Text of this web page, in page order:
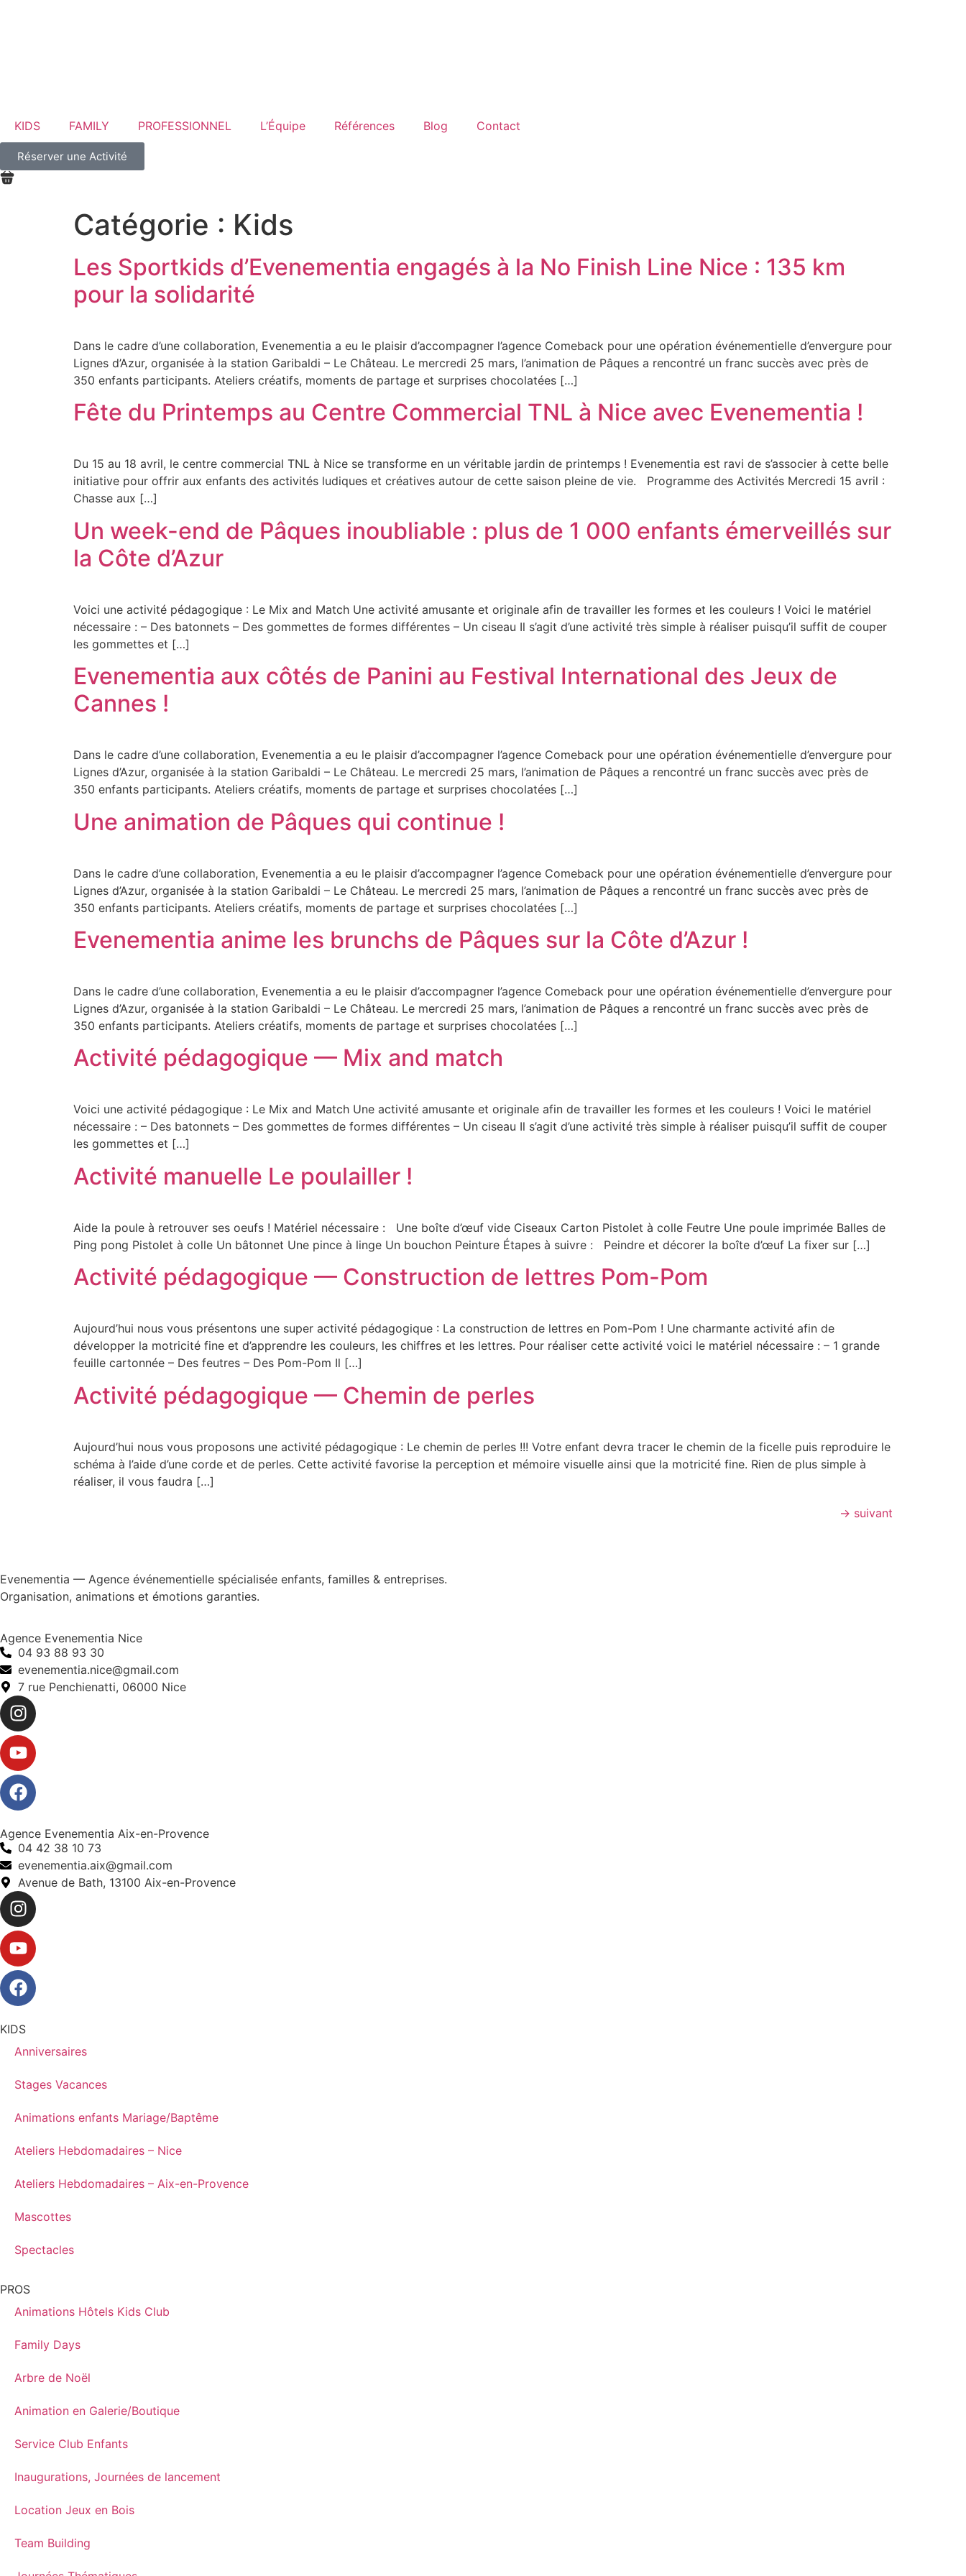
KIDS FAMILY PROFESSIONNEL L’Équipe Références Blog Contact
Réserver une Activité
Catégorie : Kids
Les Sportkids d’Evenementia engagés à la No Finish Line Nice : 135 km
pour la solidarité
Dans le cadre d’une collaboration, Evenementia a eu le plaisir d’accompagner l’agence Comeback pour une opération événementielle d’envergure pour
Lignes d’Azur, organisée à la station Garibaldi – Le Château. Le mercredi 25 mars, l’animation de Pâques a rencontré un franc succès avec près de
350 enfants participants. Ateliers créatifs, moments de partage et surprises chocolatées […]
Fête du Printemps au Centre Commercial TNL à Nice avec Evenementia !
Du 15 au 18 avril, le centre commercial TNL à Nice se transforme en un véritable jardin de printemps ! Evenementia est ravi de s’associer à cette belle
initiative pour offrir aux enfants des activités ludiques et créatives autour de cette saison pleine de vie. Programme des Activités Mercredi 15 avril :
Chasse aux […]
Un week-end de Pâques inoubliable : plus de 1 000 enfants émerveillés sur
la Côte d’Azur
Voici une activité pédagogique : Le Mix and Match Une activité amusante et originale afin de travailler les formes et les couleurs ! Voici le matériel
nécessaire : – Des batonnets – Des gommettes de formes différentes – Un ciseau Il s’agit d’une activité très simple à réaliser puisqu’il suffit de couper
les gommettes et […]
Evenementia aux côtés de Panini au Festival International des Jeux de
Cannes !
Dans le cadre d’une collaboration, Evenementia a eu le plaisir d’accompagner l’agence Comeback pour une opération événementielle d’envergure pour
Lignes d’Azur, organisée à la station Garibaldi – Le Château. Le mercredi 25 mars, l’animation de Pâques a rencontré un franc succès avec près de
350 enfants participants. Ateliers créatifs, moments de partage et surprises chocolatées […]
Une animation de Pâques qui continue !
Dans le cadre d’une collaboration, Evenementia a eu le plaisir d’accompagner l’agence Comeback pour une opération événementielle d’envergure pour
Lignes d’Azur, organisée à la station Garibaldi – Le Château. Le mercredi 25 mars, l’animation de Pâques a rencontré un franc succès avec près de
350 enfants participants. Ateliers créatifs, moments de partage et surprises chocolatées […]
Evenementia anime les brunchs de Pâques sur la Côte d’Azur !
Dans le cadre d’une collaboration, Evenementia a eu le plaisir d’accompagner l’agence Comeback pour une opération événementielle d’envergure pour
Lignes d’Azur, organisée à la station Garibaldi – Le Château. Le mercredi 25 mars, l’animation de Pâques a rencontré un franc succès avec près de
350 enfants participants. Ateliers créatifs, moments de partage et surprises chocolatées […]
Activité pédagogique — Mix and match
Voici une activité pédagogique : Le Mix and Match Une activité amusante et originale afin de travailler les formes et les couleurs ! Voici le matériel
nécessaire : – Des batonnets – Des gommettes de formes différentes – Un ciseau Il s’agit d’une activité très simple à réaliser puisqu’il suffit de couper
les gommettes et […]
Activité manuelle Le poulailler !
Aide la poule à retrouver ses oeufs ! Matériel nécessaire : Une boîte d’œuf vide Ciseaux Carton Pistolet à colle Feutre Une poule imprimée Balles de
Ping pong Pistolet à colle Un bâtonnet Une pince à linge Un bouchon Peinture Étapes à suivre : Peindre et décorer la boîte d’œuf La fixer sur […]
Activité pédagogique — Construction de lettres Pom-Pom
Aujourd’hui nous vous présentons une super activité pédagogique : La construction de lettres en Pom-Pom ! Une charmante activité afin de
développer la motricité fine et d’apprendre les couleurs, les chiffres et les lettres. Pour réaliser cette activité voici le matériel nécessaire : – 1 grande
feuille cartonnée – Des feutres – Des Pom-Pom Il […]
Activité pédagogique — Chemin de perles
Aujourd’hui nous vous proposons une activité pédagogique : Le chemin de perles !!! Votre enfant devra tracer le chemin de la ficelle puis reproduire le
schéma à l’aide d’une corde et de perles. Cette activité favorise la perception et mémoire visuelle ainsi que la motricité fine. Rien de plus simple à
réaliser, il vous faudra […]
→ suivant
Evenementia — Agence événementielle spécialisée enfants, familles & entreprises.
Organisation, animations et émotions garanties.
Agence Evenementia Nice
04 93 88 93 30
evenementia.nice@gmail.com
7 rue Penchienatti, 06000 Nice
Agence Evenementia Aix-en-Provence
04 42 38 10 73
evenementia.aix@gmail.com
Avenue de Bath, 13100 Aix-en-Provence
KIDS
Anniversaires
Stages Vacances
Animations enfants Mariage/Baptême
Ateliers Hebdomadaires – Nice
Ateliers Hebdomadaires – Aix-en-Provence
Mascottes
Spectacles
PROS
Animations Hôtels Kids Club
Family Days
Arbre de Noël
Animation en Galerie/Boutique
Service Club Enfants
Inaugurations, Journées de lancement
Location Jeux en Bois
Team Building